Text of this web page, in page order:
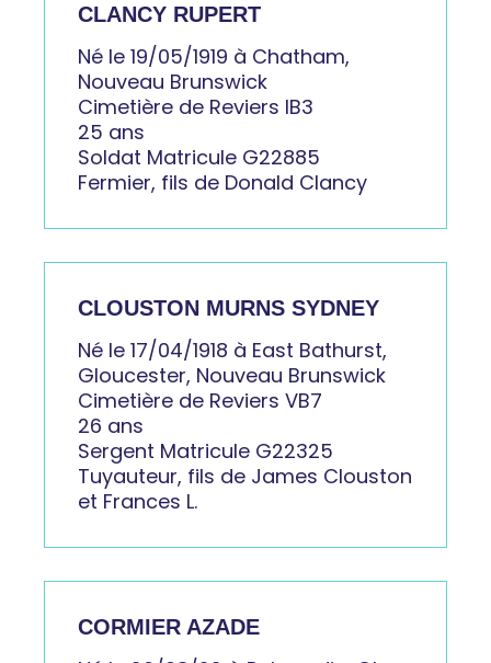
CLANCY RUPERT
Né le 19/05/1919 à Chatham,
Nouveau Brunswick
Cimetière de Reviers IB3
25 ans
Soldat Matricule G22885
Fermier, fils de Donald Clancy
CLOUSTON MURNS SYDNEY
Né le 17/04/1918 à East Bathurst,
Gloucester, Nouveau Brunswick
Cimetière de Reviers VB7
26 ans
Sergent Matricule G22325
Tuyauteur, fils de James Clouston
et Frances L.
CORMIER AZADE